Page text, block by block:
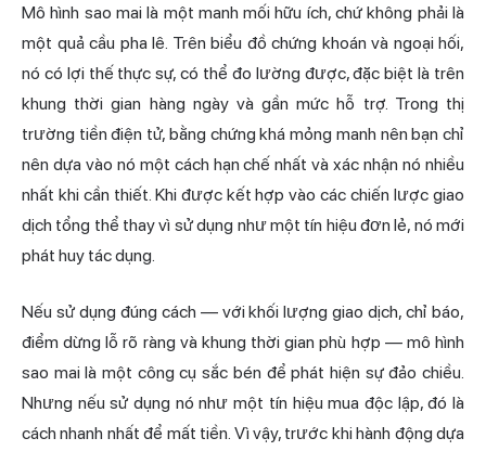
Mô hình sao mai là một manh mối hữu ích, chứ không phải là
một quả cầu pha lê. Trên biểu đồ chứng khoán và ngoại hối,
nó có lợi thế thực sự, có thể đo lường được, đặc biệt là trên
khung thời gian hàng ngày và gần mức hỗ trợ. Trong thị
trường tiền điện tử, bằng chứng khá mỏng manh nên bạn chỉ
nên dựa vào nó một cách hạn chế nhất và xác nhận nó nhiều
nhất khi cần thiết. Khi được kết hợp vào cácchiến lược giao
dịch tổng thể thay vì sử dụng như một tín hiệu đơn lẻ, nó mới
phát huy tác dụng.
Nếu sử dụng đúng cách — với khối lượng giao dịch, chỉ báo,
điểm dừng lỗ rõ ràng và khung thời gian phù hợp — mô hình
sao mai là một công cụ sắc bén để phát hiện sự đảo chiều.
Nhưng nếu sử dụng nó như một tín hiệu mua độc lập, đó là
cách nhanh nhất để mất tiền. Vì vậy, trước khi hành động dựa